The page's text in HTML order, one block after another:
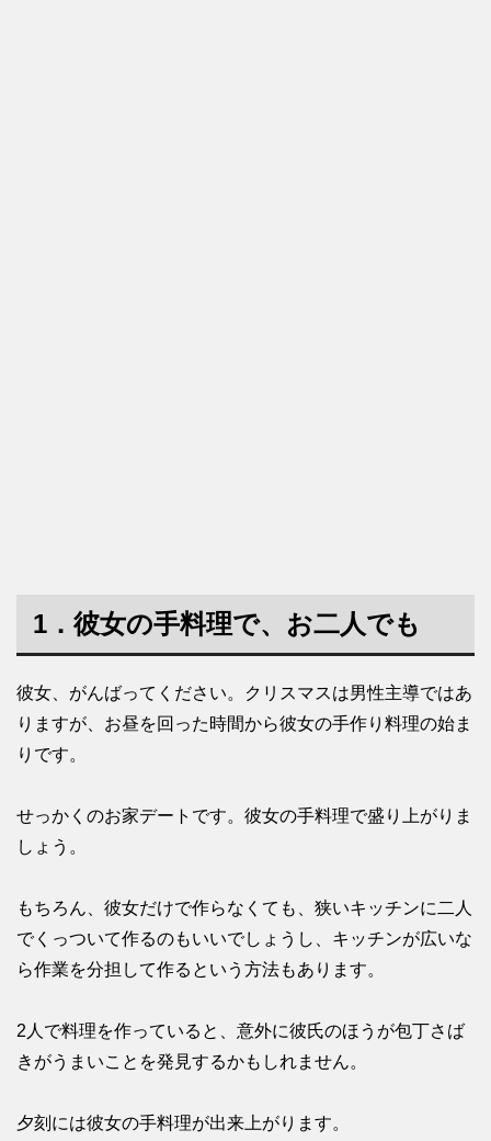
1．彼女の手料理で、お二人でも
彼女、がんばってください。クリスマスは男性主導ではあ
りますが、お昼を回った時間から彼女の手作り料理の始ま
りです。
せっかくのお家デートです。彼女の手料理で盛り上がりま
しょう。
もちろん、彼女だけで作らなくても、狭いキッチンに二人
でくっついて作るのもいいでしょうし、キッチンが広いな
ら作業を分担して作るという方法もあります。
2人で料理を作っていると、意外に彼氏のほうが包丁さば
きがうまいことを発見するかもしれません。
夕刻には彼女の手料理が出来上がります。